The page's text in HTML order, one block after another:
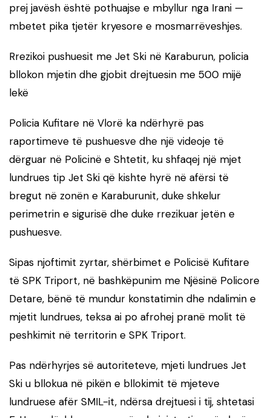
prej javësh është pothuajse e mbyllur nga Irani —
mbetet pika tjetër kryesore e mosmarrëveshjes.
Rrezikoi pushuesit me Jet Ski në Karaburun, policia
bllokon mjetin dhe gjobit drejtuesin me 500 mijë
lekë
Policia Kufitare në Vlorë ka ndërhyrë pas
raportimeve të pushuesve dhe një videoje të
dërguar në Policinë e Shtetit, ku shfaqej një mjet
lundrues tip Jet Ski që kishte hyrë në afërsi të
bregut në zonën e Karaburunit, duke shkelur
perimetrin e sigurisë dhe duke rrezikuar jetën e
pushuesve.
Sipas njoftimit zyrtar, shërbimet e Policisë Kufitare
të SPK Triport, në bashkëpunim me Njësinë Policore
Detare, bënë të mundur konstatimin dhe ndalimin e
mjetit lundrues, teksa ai po afrohej pranë molit të
peshkimit në territorin e SPK Triport.
Pas ndërhyrjes së autoriteteve, mjeti lundrues Jet
Ski u bllokua në pikën e bllokimit të mjeteve
lundruese afër SMIL-it, ndërsa drejtuesi i tij, shtetasi